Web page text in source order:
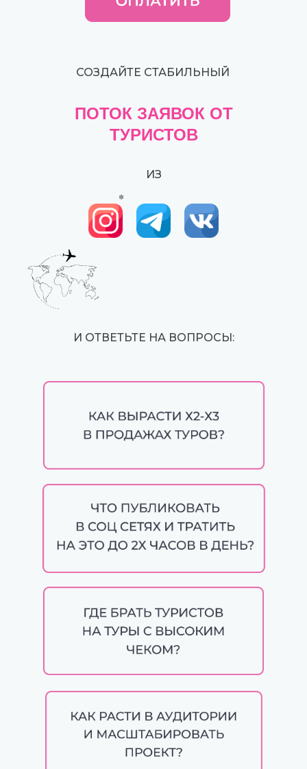
ПОТОК ЗАЯВОК ОТ
ТУРИСТОВ
СОЗДАЙТЕ СТАБИЛЬНЫЙ
ИЗ
*
И ОТВЕТЬТЕ НА ВОПРОСЫ: